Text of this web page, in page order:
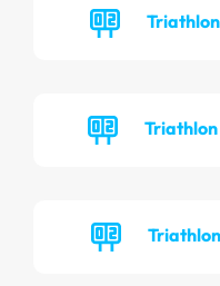
Triathlon
Triathlon